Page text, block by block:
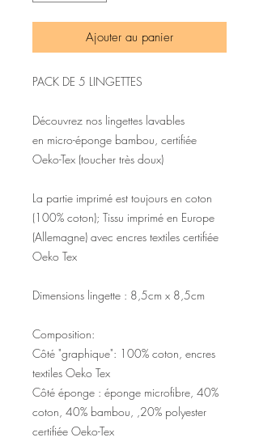
Ajouter au panier
PACK DE 5 LINGETTES
Découvrez nos lingettes lavables
en micro-éponge bambou, certifiée
Oeko-Tex (toucher très doux)
La partie imprimé est toujours en coton
(100% coton); Tissu imprimé en Europe
(Allemagne) avec encres textiles certifiée
Oeko Tex
Dimensions lingette : 8,5cm x 8,5cm
Composition:
Côté "graphique": 100% coton, encres
textiles Oeko Tex
Côté éponge : éponge microfibre, 40%
coton, 40% bambou, ,20% polyester
certifiée Oeko-Tex